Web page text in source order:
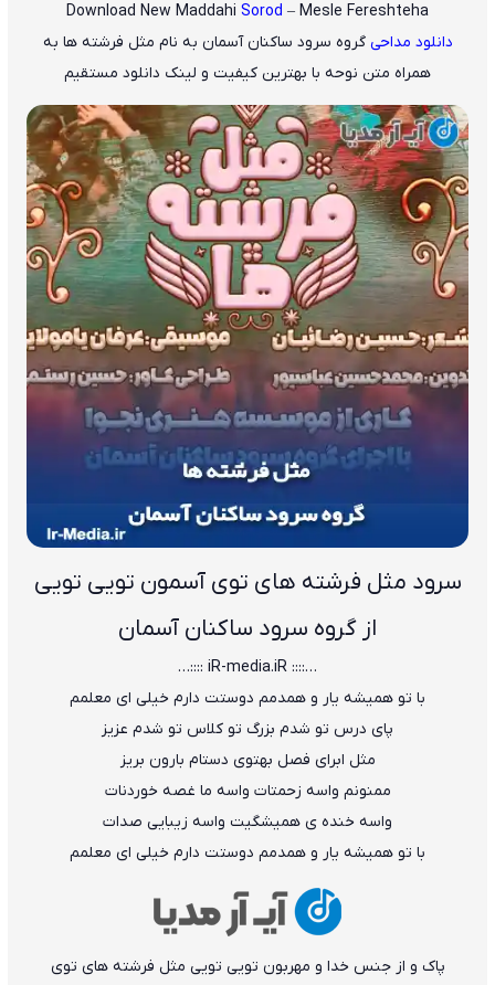
Download New Maddahi Sorod – Mesle Fereshteha
دانلود مداحی گروه سرود ساکنان آسمان به نام مثل فرشته ها به
همراه متن نوحه با بهترین کیفیت و لینک دانلود مستقیم
سرود ﻣﺜﻞ ﻓﺮﺷﺘﻪ ﻫﺎی ﺗﻮی آﺳﻤﻮن ﺗﻮﻳﻰ ﺗﻮﻳﻰ
از گروه سرود ساکنان آسمان
…:::: iR-media.iR ::::…
ﺑﺎ ﺗﻮ ﻫﻤﻴﺸﻪ ﻳﺎر و ﻫﻤﺪﻣﻢ دوﺳﺘﺖ دارم ﺧﻴﻠﻰ ای ﻣﻌﻠﻤﻢ
ﭘﺎی درس ﺗﻮ ﺷﺪم ﺑﺰرگ ﺗﻮ ﻛﻠﺎس ﺗﻮ ﺷﺪم ﻋﺰﻳﺰ
ﻣﺜﻞ اﺑﺮای ﻓﺼﻞ ﺑﻬﺘﻮی دﺳﺘﺎم ﺑﺎرون ﺑﺮﻳﺰ
ﻣﻤﻨﻮﻧﻢ واﺳﻪ زﺣﻤﺘﺎت واﺳﻪ ﻣﺎ ﻏﺼﻪ ﺧﻮردﻧﺎت
واﺳﻪ ﺧﻨﺪه ی ﻫﻤﻴﺸﮕﻴﺖ واﺳﻪ زﻳﺒﺎﻳﻰ ﺻﺪات
ﺑﺎ ﺗﻮ ﻫﻤﻴﺸﻪ ﻳﺎر و ﻫﻤﺪﻣﻢ دوﺳﺘﺖ دارم ﺧﻴﻠﻰ ای ﻣﻌﻠﻤﻢ
ﭘﺎک و از ﺟﻨﺲ ﺧﺪا و ﻣﻬﺮﺑﻮن ﺗﻮﻳﻰ ﺗﻮﻳﻰ ﻣﺜﻞ ﻓﺮﺷﺘﻪ ﻫﺎی ﺗﻮی